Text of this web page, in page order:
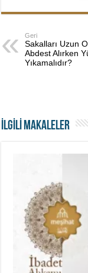
Geri
Sakalları Uzun
Abdest Alırken
Yıkamalıdır?
İLGİLİ MAKALELER